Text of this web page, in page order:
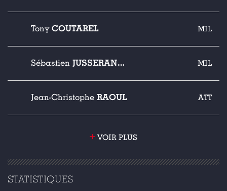
Tony COUTAREL MIL
Sébastien JUSSERANDOT MIL
Jean-Christophe RAOUL ATT
+ VOIR PLUS
STATISTIQUES